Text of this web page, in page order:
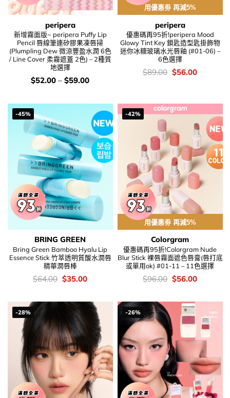
peripera
新增霧面版~ peripera Puffy Lip
Pencil 唇線筆連矽膠果凍唇掃
(Plumpling Dew 微涼豐盈水潤 6色
/ Line Cover 柔霧遮蓋 2色) – 2種質
地選擇
價
$52.00 – $59.00
用優惠劵 再減5%
peripera
優惠碼再95折!peripera Mood
Glowy Tint Key 鎖匙造型匙掛飾物
迷你冰糖玻璃水光唇釉 (#01-06) –
6色選擇
價
$89.00 Original
$56.00Current
-45%
BRING GREEN
Bring Green Bamboo Hyalu Lip
Essence Stick 竹萃透明質酸水潤唇
精華潤唇棒
價
錢：
$64.00 Original
price
$64.00.
$35.00Current
$35.00.
-42%
用優惠劵 再減5%
Colorgram
優惠碼再95折!Colorgram Nude
Blur Stick 裸唇霧面遮色唇膏(唇打底
或單用ok) #01-11 – 11色選擇
價
錢：
$96.00 Original
price
$96.00.
$56.00Current
$56.00.
-28% -26%